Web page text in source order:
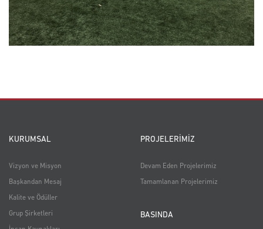
KURUMSAL
Vizyon ve Misyon
Başkandan Mesaj
Kalite ve Ödüller
Grup Şirketleri
PROJELERİMİZ
Devam Eden Projelerimiz
Tamamlanan Projelerimiz
BASINDA